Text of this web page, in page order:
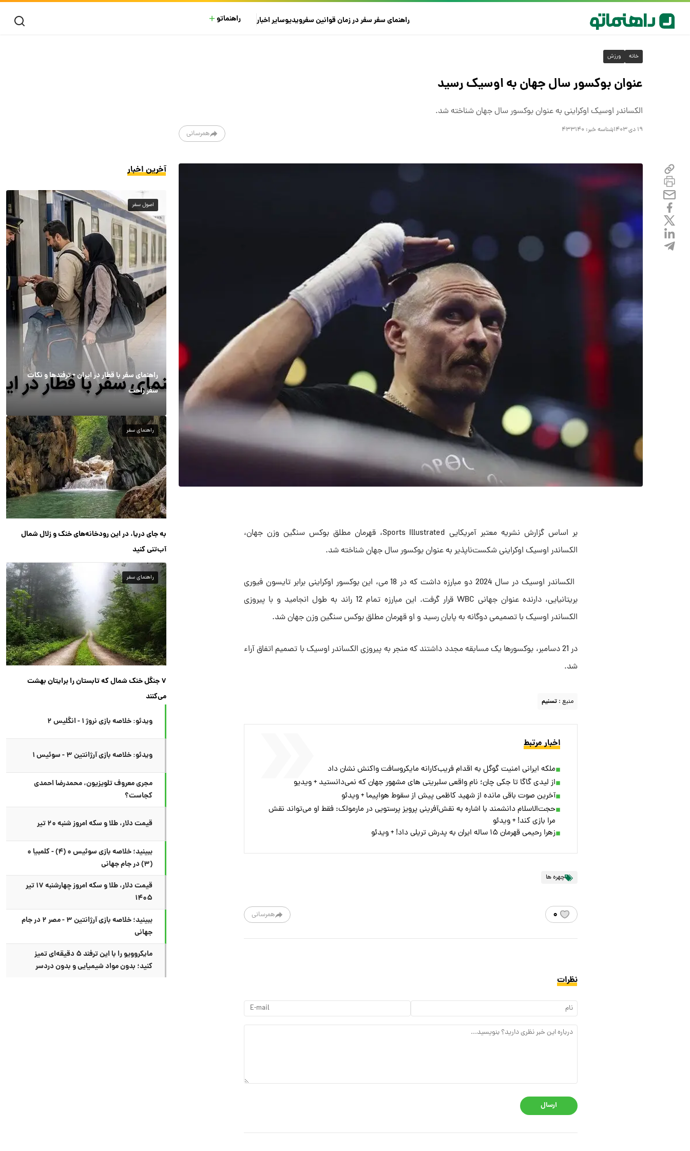
راهنمای سفرسفر در زمانقوانین سفرویدیوسایراخبار راهنماتو
خانه ورزش
عنوان بوکسور سال جهان به اوسیک رسید
الکساندر اوسیک اوکراینی به عنوان بوکسور سال جهان شناخته شد.
۱۹ دی ۱۴۰۳ شناسه خبر: ۴۳۳۱۴۰ همرسانی
بر اساس گزارش نشریه معتبر آمریکایی Sports Illustrated، قهرمان مطلق بوکس سنگین وزن جهان،
الکساندر اوسیک اوکراینی شکست‌ناپذیر به عنوان بوکسور سال جهان شناخته شد.
الکساندر اوسیک در سال 2024 دو مبارزه داشت که در 18 می، این بوکسور اوکراینی برابر تایسون فیوری
بریتانیایی، دارنده عنوان جهانی WBC قرار گرفت. این مبارزه تمام 12 راند به طول انجامید و با پیروزی
الکساندر اوسیک با تصمیمی دوگانه به پایان رسید و او قهرمان مطلق بوکس سنگین وزن جهان شد.
در 21 دسامبر، بوکسورها یک مسابقه مجدد داشتند که منجر به پیروزی الکساندر اوسیک با تصمیم اتفاق آراء
شد.
منبع : تسنیم
اخبار مرتبط
ملکه ایرانی امنیت گوگل به اقدام فریب‌کارانه مایکروسافت واکنش نشان داد
از لیدی گاگا تا جکی چان؛ نام‌ واقعی سلبریتی های مشهور جهان که نمی‌دانستید + ویدیو
آخرین صوت باقی مانده از شهید کاظمی پیش از سقوط هواپیما + ویدئو
حجت‌الاسلام دانشمند با اشاره به نقش‌آفرینی پرویز پرستویی در مارمولک: فقط او می‌تواند نقش
مرا بازی کند! + ویدئو
زهرا رحیمی قهرمان ۱۵ ساله ایران به پدرش تریلی داد! + ویدئو
چهره ها
همرسانی ۰
نظرات
ارسال
آخرین اخبار
اصول سفر
راهنمای سفر با قطار در ایران + ترفندها و نکات
سفر راحت
راهنمای سفر
به جای دریا، در این رودخانه‌های خنک و زلال شمال
آب‌تنی کنید
راهنمای سفر
۷ جنگل خنک شمال که تابستان را برایتان بهشت
می‌کنند
ویدئو: خلاصه بازی نروژ ۱ - انگلیس ۲
ویدئو: خلاصه بازی آرژانتین ۳ - سوئیس ۱
مجری معروف تلویزیون، محمدرضا احمدی
کجاست؟
قیمت دلار، طلا و سکه امروز شنبه ۲۰ تیر
ببینید؛ خلاصه بازی سوئیس ۰ (۴) - کلمبیا ۰
(۳) در جام جهانی
قیمت دلار، طلا و سکه امروز چهارشنبه ۱۷ تیر
۱۴۰۵
ببینید؛ خلاصه بازی آرژانتین ۳ - مصر ۲ در جام
جهانی
مایکروویو را با این ترفند ۵ دقیقه‌ای تمیز
کنید؛ بدون مواد شیمیایی و بدون دردسر